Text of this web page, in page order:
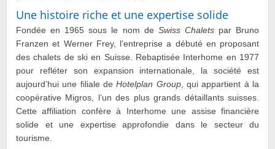
Une histoire riche et une expertise solide
Fondée en 1965 sous le nom de Swiss Chaletspar Bruno
Franzen et Werner Frey, l’entreprise a débuté en proposant
des chalets de ski en Suisse. Rebaptisée Interhome en 1977
pour refléter son expansion internationale, la société est
aujourd’hui une filiale deHotelplan Group, qui appartient à la
coopérative Migros, l’un des plus grands détaillants suisses.
Cette affiliation confère à Interhome une assise financière
solide et une expertise approfondie dans le secteur du
tourisme.